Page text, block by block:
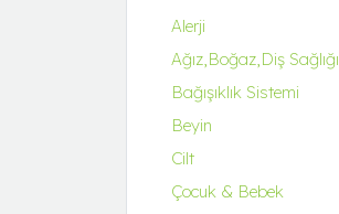
Q-MENA
Q-UZU
ROBİN&ODİN
Alerji
Ağız,Boğaz,Diş Sağlığı
Bağışıklık Sistemi
Beyin
Cilt
Çocuk & Bebek